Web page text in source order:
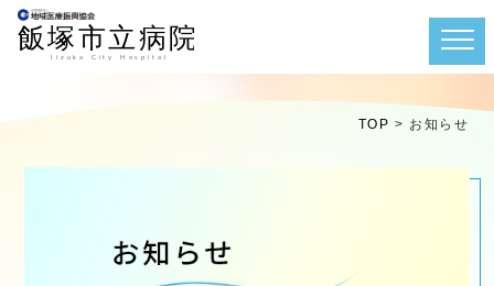
TOP > お知らせ